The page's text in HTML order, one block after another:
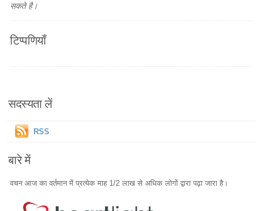
सकते है।
टिप्पणियाँ
सदस्यता लें
RSS
बारे में
वचन आज का वर्तमान में प्रत्येक माह 1/2 लाख से अधिक लोगों द्वारा पढ़ा जारा है।